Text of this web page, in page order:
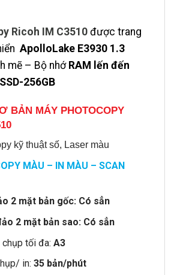
Ricoh IM C3510 được trang
ApolloLake E3930 1.3
mẽ – Bộ nhớRAM lến đến
256GB
BẢN MÁY PHOTOCOPY
kỹ thuật số, Laser màu
MÀU – IN MÀU – SCAN
2 mặt bản gốc: Có sẳn
2 mặt bản sao: Có sẳn
tối đa: A3
in: 35 bản/phút